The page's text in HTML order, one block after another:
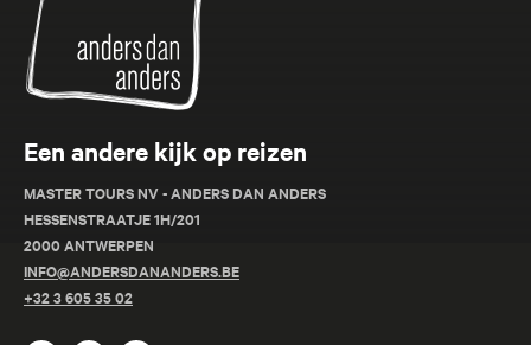
Een andere kijk op reizen
MASTER TOURS NV - ANDERS DAN ANDERS
HESSENSTRAATJE 1H/201
2000 ANTWERPEN
INFO@ANDERSDANANDERS.BE
+32 3 605 35 02